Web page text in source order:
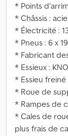
* Points
* Châssis :
* Électricité :
* Pneus : 6 x
* Fabricant
* Essieux :
* Essieu freiné
* Roue de
* Rampes de
* Cales de
plus frais de